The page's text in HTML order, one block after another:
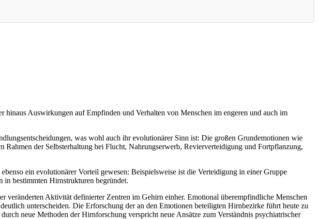
hinaus Auswirkungen auf Empfinden und Verhalten von Menschen im engeren und auch im
was wohl auch ihr evolutionärer Sinn ist: Die großen Grundemotionen wie
der Selbsterhaltung bei Flucht, Nahrungserwerb, Revierverteidigung und Fortpflanzung,
ein evolutionärer Vorteil gewesen: Beispielsweise ist die Verteidigung in einer Gruppe
in bestimmten Hirnstrukturen begründet.
veränderten Aktivität definierter Zentren im Gehirn einher. Emotional überempfindliche Menschen
unterscheiden. Die Erforschung der an den Emotionen beteiligten Hirnbezirke führt heute zu
neue Methoden der Hirnforschung verspricht neue Ansätze zum Verständnis psychiatrischer